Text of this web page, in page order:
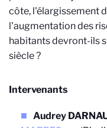
côte, l'élargissement
l'augmentation des
habitants devront-ils
siècle ?
Intervenants
Audrey